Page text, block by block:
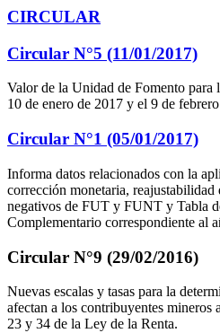
CIRCULAR
Circular N°5 (11/01/2017)
Valor de la Unidad de Fomento para
10 de enero de 2017 y el 9 de
Circular N°1 (05/01/2017)
Informa datos relacionados con la
corrección monetaria, reajustabilidad
negativos de FUT y FUNT y Tabla
Complementario correspondiente al
Circular N°9 (29/02/2016)
Nuevas escalas y tasas para la
afectan a los contribuyentes mineros
23 y 34 de la Ley de la Renta.